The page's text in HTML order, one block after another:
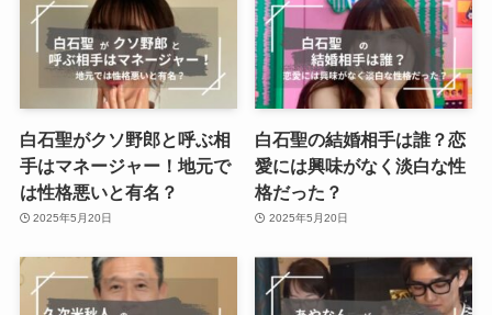
白石聖がクソ野郎と呼ぶ相
手はマネージャー！地元で
は性格悪いと有名？
2025年5月20日
白石聖の結婚相手は誰？恋
愛には興味がなく淡白な性
格だった？
2025年5月20日